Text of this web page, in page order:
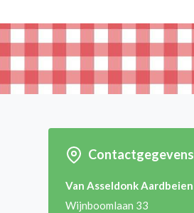
Contactgegevens
Van Asseldonk Aardbeien
Wijnboomlaan 33